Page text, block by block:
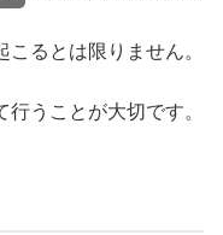
るとは限りません。
うことが大切です。